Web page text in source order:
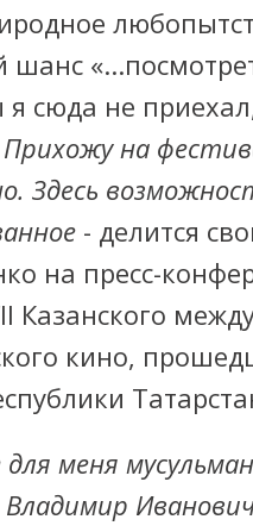
я сюда не
Прихожу на
Здесь
- делится
на пресс-
Казанского
кино,
меня